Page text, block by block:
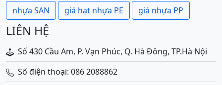
nhựa SAN giá hạt nhựa PE giá nhựa PP
LIÊN HỆ
Số 430 Cầu Am, P. Vạn Phúc, Q. Hà Đông, TP.Hà Nội
Số điện thoại: 086 2088862